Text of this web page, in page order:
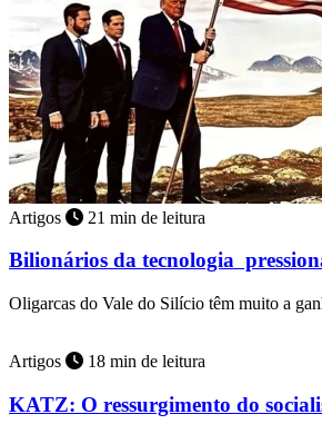
Artigos 21 min de leitura
Bilionários da tecnologia
Oligarcas do Vale do Silício têm muito a
Artigos 18 min de leitura
KATZ: O ressurgimento do